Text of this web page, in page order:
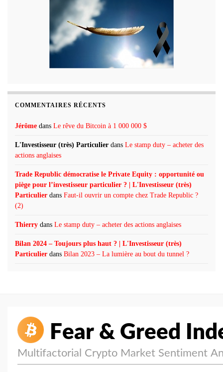
COMMENTAIRES RÉCENTS
Jérôme dans Le rêve du Bitcoin à 1 000 000 $
L'Investisseur (très) Particulier dans Le stamp duty – acheter des
actions anglaises
Trade Republic démocratise le Private Equity : opportunité ou
piège pour l’investisseur particulier ? | L'Investisseur (très)
Particulier dans Faut-il ouvrir un compte chez Trade Republic ?
(2)
Thierry dans Le stamp duty – acheter des actions anglaises
Bilan 2024 – Toujours plus haut ? | L'Investisseur (très)
Particulier dans Bilan 2023 – La lumière au bout du tunnel ?